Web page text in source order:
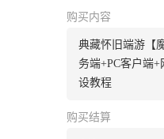
购买内容
典藏怀旧端游【
务端+PC客户端
设教程
购买结算